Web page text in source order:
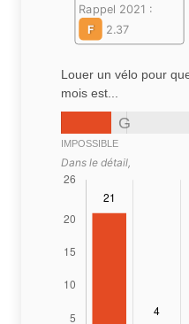
Rappel 2021 :
F
2.37
Louer un vélo pour
mois est...
G
IMPOSSIBLE
Dans le détail,